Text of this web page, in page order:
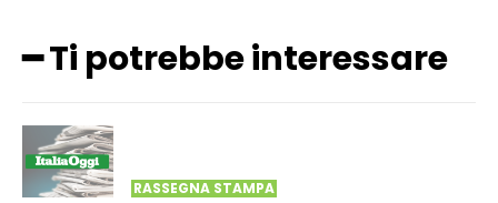
━ Ti potrebbe interessare
RASSEGNA STAMPA